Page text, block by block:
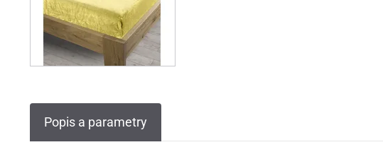
Popis a parametry